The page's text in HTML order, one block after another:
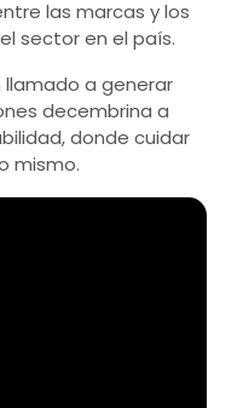
las marcas y los
sector en el país.
llamado a generar
decembrina a
donde cuidar
mismo.